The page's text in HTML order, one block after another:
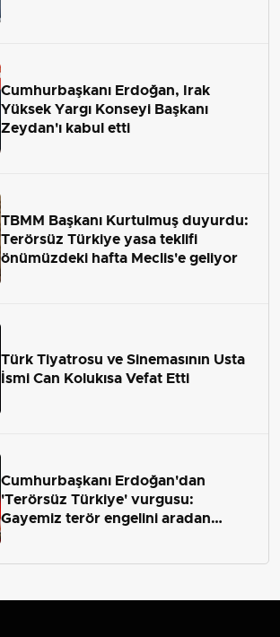
Cumhurbaşkanı Erdoğan, Irak
Yüksek Yargı Konseyi Başkanı
Zeydan'ı kabul etti
TBMM Başkanı Kurtulmuş duyurdu:
Terörsüz Türkiye yasa teklifi
önümüzdeki hafta Meclis'e geliyor
Türk Tiyatrosu ve Sinemasının Usta
İsmi Can Kolukısa Vefat Etti
Cumhurbaşkanı Erdoğan'dan
'Terörsüz Türkiye' vurgusu:
Gayemiz terör engelini aradan